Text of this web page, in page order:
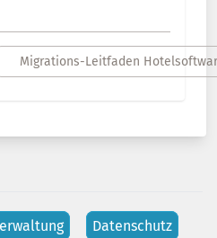
Migrations-Leitfaden
Datenschutz